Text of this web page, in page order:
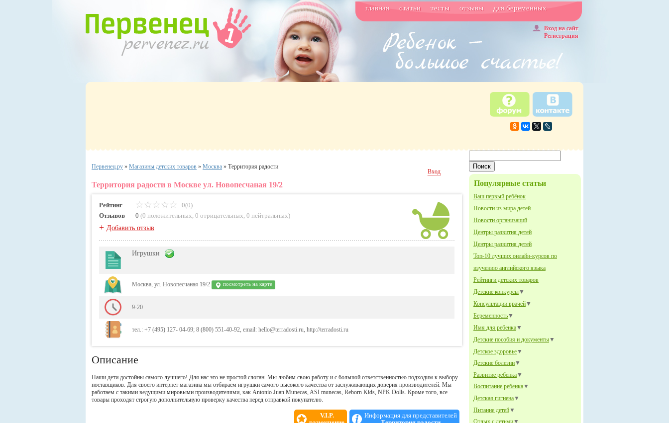
главная статьи тесты отзывы для беременных
Вход на сайт
Регистрация
Популярные статьи
Ваш первый ребёнок
Новости из мира детей
Новости организаций
Центры развития детей
Центры развития детей
Топ-10 лучших онлайн-курсов по
изучению английского языка
Рейтинги детских товаров
Детские конкурсы▼
Консультации врачей▼
Беременность▼
Имя для ребенка▼
Детские пособия и документы▼
Детское здоровье▼
Детские болезни▼
Развитие ребенка▼
Воспитание ребенка▼
Детская гигиена▼
Питание детей▼
Отдых с детьми▼
Первенец.ру » Магазины детских товаров » Москва » Территория радости
Вход
Территория радости в Москве ул. Новопесчаная 19/2
Рейтинг
0(0)
Отзывов
0 (0 положительных, 0 отрицательных, 0 нейтральных)
+ Добавить отзыв
Игрушки
Москва, ул. Новопесчаная 19/2 посмотреть на карте
9-20
тел.: +7 (495) 127- 04-69; 8 (800) 551-40-92, email: hello@terradosti.ru, http://terradosti.ru
Описание
Наши дети достойны самого лучшего! Для нас это не простой слоган. Мы любим свою работу и с большой ответственностью подходим к выбору
поставщиков. Для своего интернет магазина мы отбираем игрушки самого высокого качества от заслуживающих доверия производителей. Мы
работаем с такими ведущими мировыми производителями, как Antonio Juan Munecas, ASI munecas, Reborn Kids, NPK Dolls. Кроме того, все
товары проходят строгую дополнительную проверку качества перед отправкой покупателю.
V.I.P.
Информация для представителей